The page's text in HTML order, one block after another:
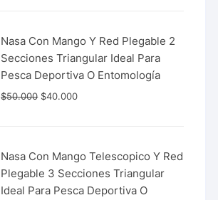
Nasa Con Mango Y Red Plegable 2
Secciones Triangular Ideal Para
Pesca Deportiva O Entomología
$50.000 $40.000
Nasa Con Mango Telescopico Y Red
Plegable 3 Secciones Triangular
Ideal Para Pesca Deportiva O